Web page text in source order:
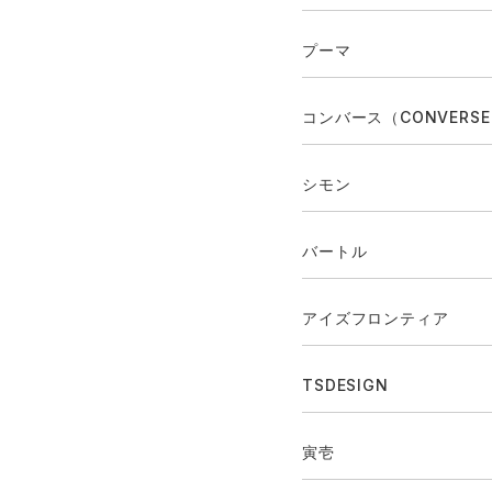
プーマ
コンバース（
シモン
バートル
アイズフロンティア
TSDESIGN
寅壱